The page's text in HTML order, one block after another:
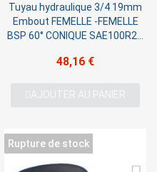
Tuyau hydraulique 3/4 19mm
Embout FEMELLE -FEMELLE
BSP 60° CONIQUE SAE100R2T
48,16 €
AJOUTER AU PANIER
Rupture de stock